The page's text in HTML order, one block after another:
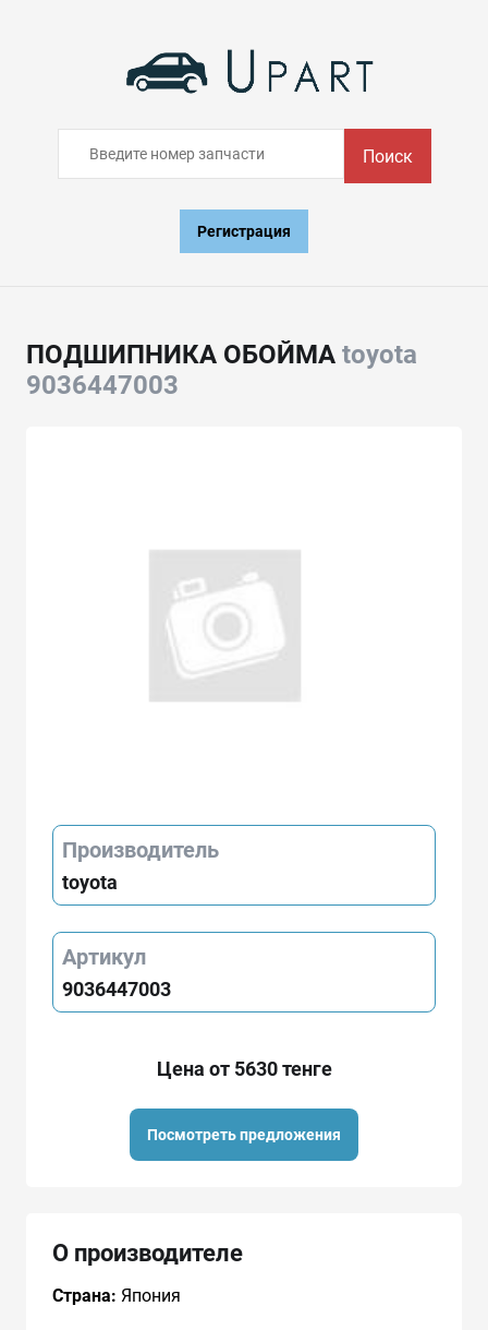
Поиск
Регистрация
ПОДШИПНИКА ОБОЙМА toyota
9036447003
Производитель
toyota
Артикул
9036447003
Цена от 5630 тенге
Посмотреть предложения
О производителе
Страна: Япония